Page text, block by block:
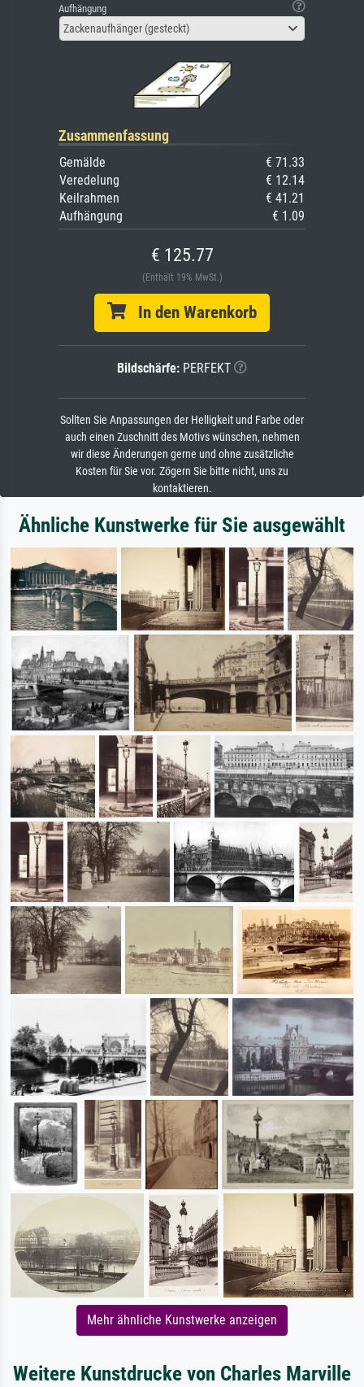
Aufhängung
Zackenaufhänger (gesteckt)
Zusammenfassung
Gemälde
€ 71.33
Veredelung
€ 12.14
Keilrahmen
€ 41.21
Aufhängung
€ 1.09
€ 125.77
(Enthält 19% MwSt.)
In den Warenkorb
Bildschärfe: PERFEKT
Sollten Sie Anpassungen der Helligkeit und Farbe oder
auch einen Zuschnitt des Motivs wünschen, nehmen
wir diese Änderungen gerne und ohne zusätzliche
Kosten für Sie vor. Zögern Sie bitte nicht, uns zu
kontaktieren.
Ähnliche Kunstwerke für Sie ausgewählt
Mehr ähnliche Kunstwerke anzeigen
Weitere Kunstdrucke von Charles Marville